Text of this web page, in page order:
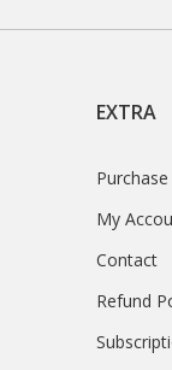
EXTRA
My
Contact
Refund